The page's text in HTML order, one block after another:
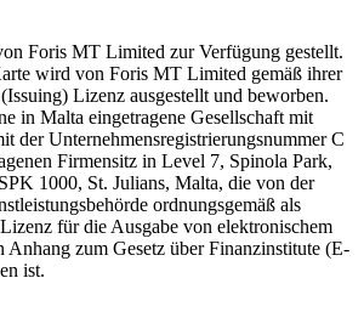
Foris MT Limited zur Verfügung gestellt.
wird von Foris MT Limited gemäß ihrer
Lizenz ausgestellt und beworben.
in Malta eingetragene Gesellschaft mit
der Unternehmensregistrierungsnummer C
Firmensitz in Level 7, Spinola Park,
1000, St. Julians, Malta, die von der
ordnungsgemäß als
für die Ausgabe von elektronischem
Anhang zum Gesetz über Finanzinstitute (E-
ist.